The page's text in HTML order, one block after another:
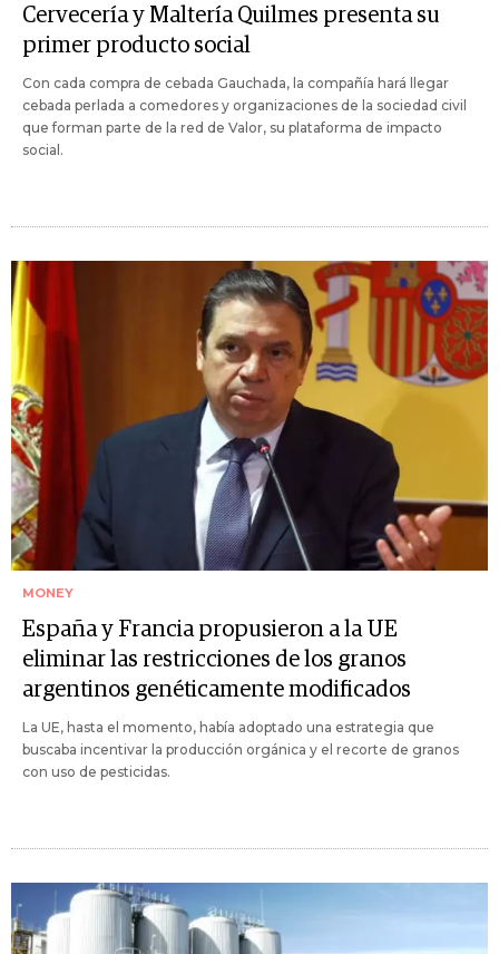
Cervecería y Maltería Quilmes presenta su
primer producto social
Con cada compra de cebada Gauchada, la compañía hará llegar
cebada perlada a comedores y organizaciones de la sociedad civil
que forman parte de la red de Valor, su plataforma de impacto
social.
MONEY
España y Francia propusieron a la UE
eliminar las restricciones de los granos
argentinos genéticamente modificados
La UE, hasta el momento, había adoptado una estrategia que
buscaba incentivar la producción orgánica y el recorte de granos
con uso de pesticidas.